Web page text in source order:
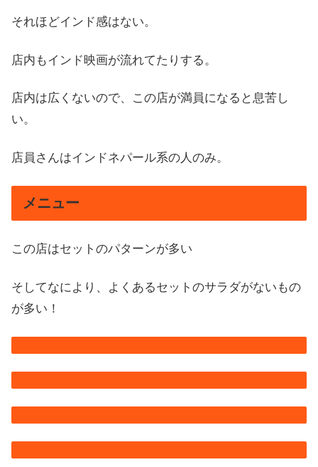
それほどインド感はない。
店内もインド映画が流れてたりする。
店内は広くないので、この店が満員になると息苦し
い。
店員さんはインドネパール系の人のみ。
メニュー
この店はセットのパターンが多い
そしてなにより、よくあるセットのサラダがないもの
が多い！